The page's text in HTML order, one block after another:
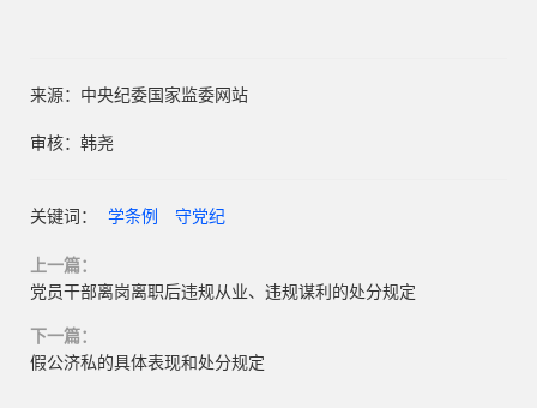
来源：中央纪委国家监委网站
审核：韩尧
关键词： 学条例 守党纪
上一篇：
党员干部离岗离职后违规从业、违规谋利的处分规定
下一篇：
假公济私的具体表现和处分规定